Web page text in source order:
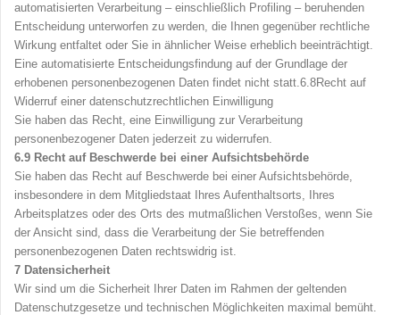
automatisierten Verarbeitung – einschließlich Profiling – beruhenden
Entscheidung unterworfen zu werden, die Ihnen gegenüber rechtliche
Wirkung entfaltet oder Sie in ähnlicher Weise erheblich beeinträchtigt.
Eine automatisierte Entscheidungsfindung auf der Grundlage der
erhobenen personenbezogenen Daten findet nicht statt.6.8Recht auf
Widerruf einer datenschutzrechtlichen Einwilligung
Sie haben das Recht, eine Einwilligung zur Verarbeitung
personenbezogener Daten jederzeit zu widerrufen.
6.9 Recht auf Beschwerde bei einer Aufsichtsbehörde
Sie haben das Recht auf Beschwerde bei einer Aufsichtsbehörde,
insbesondere in dem Mitgliedstaat Ihres Aufenthaltsorts, Ihres
Arbeitsplatzes oder des Orts des mutmaßlichen Verstoßes, wenn Sie
der Ansicht sind, dass die Verarbeitung der Sie betreffenden
personenbezogenen Daten rechtswidrig ist.
7 Datensicherheit
Wir sind um die Sicherheit Ihrer Daten im Rahmen der geltenden
Datenschutzgesetze und technischen Möglichkeiten maximal bemüht.